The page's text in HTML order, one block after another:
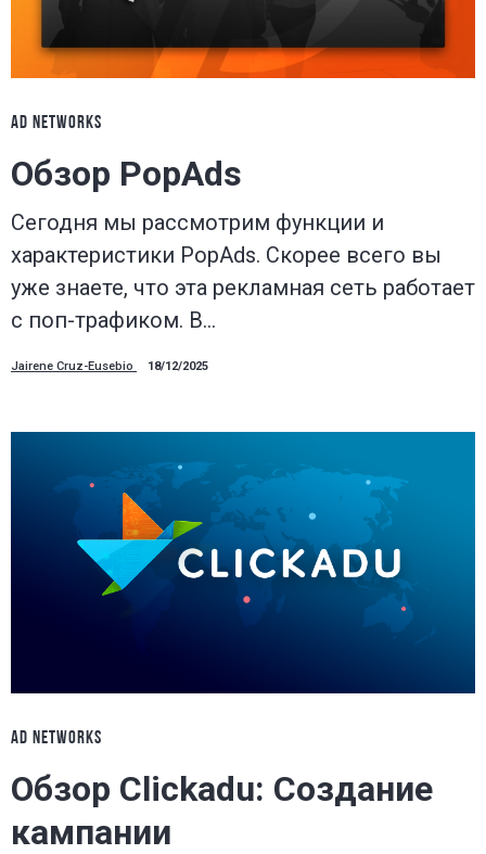
AD NETWORKS
Обзор PopAds
Сегодня мы рассмотрим функции и
характеристики PopAds. Скорее всего вы
уже знаете, что эта рекламная сеть работает
с поп-трафиком. В…
Jairene Cruz-Eusebio 18/12/2025
AD NETWORKS
Обзор Clickadu: Создание
кампании